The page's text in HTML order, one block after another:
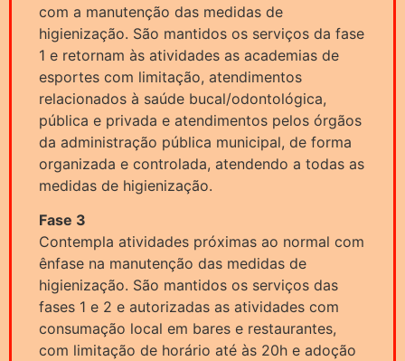
com a manutenção das medidas de
higienização. São mantidos os serviços da fase
1 e retornam às atividades as academias de
esportes com limitação, atendimentos
relacionados à saúde bucal/odontológica,
pública e privada e atendimentos pelos órgãos
da administração pública municipal, de forma
organizada e controlada, atendendo a todas as
medidas de higienização.
Fase 3
Contempla atividades próximas ao normal com
ênfase na manutenção das medidas de
higienização. São mantidos os serviços das
fases 1 e 2 e autorizadas as atividades com
consumação local em bares e restaurantes,
com limitação de horário até às 20h e adoção